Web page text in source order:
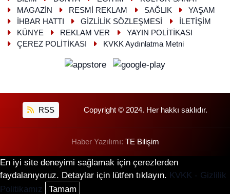
MAGAZİN
RESMİ REKLAM SAĞLIK
YAŞAM
İHBAR HATTI
GİZLİLİK SÖZLEŞMESİ
İLETİŞİM
KÜNYE
REKLAM VER
YAYIN POLİTİKASI
ÇEREZ POLİTİKASI
KVKK Aydınlatma Metni
RSS Copyright © 2024. Her hakkı saklıdır.
Haber Yazılımı: TE Bilişim
En iyi site deneyimi sağlamak için çerezlerden
faydalanıyoruz. Detaylar için lütfen tıklayın. KVKK - Gizlilik
Politikamız
Tamam